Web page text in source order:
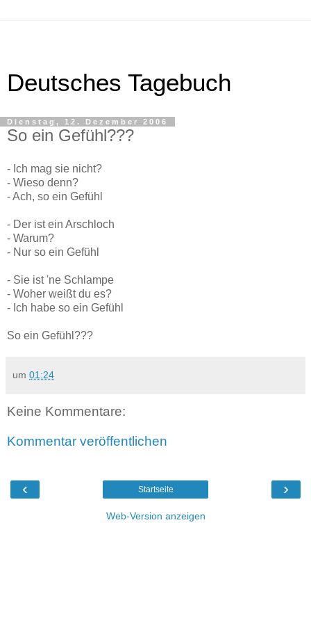
Deutsches Tagebuch
Dienstag, 12. Dezember 2006
So ein Gefühl???
- Ich mag sie nicht?
- Wieso denn?
- Ach, so ein Gefühl
- Der ist ein Arschloch
- Warum?
- Nur so ein Gefühl
- Sie ist 'ne Schlampe
- Woher weißt du es?
- Ich habe so ein Gefühl
So ein Gefühl???
um 01:24
Keine Kommentare:
Kommentar veröffentlichen
‹ ›
Startseite
Web-Version anzeigen